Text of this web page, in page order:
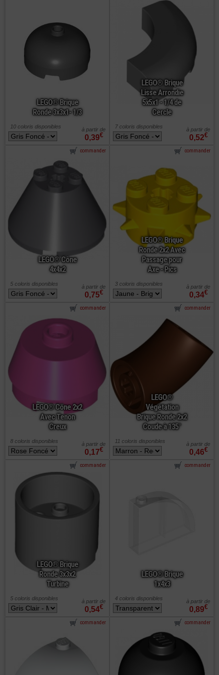
LEGO® Brique
Ronde 3x3x1- 1/3
0,39€
à partir de
10 coloris disponibles
LEGO® Brique
Lisse Arrondie
5x5x1 - 1/4 de
Cercle
0,52€
à partir de
7 coloris disponibles
LEGO® Cône
4x4x2
0,75€
à partir de
commander
5 coloris disponibles
LEGO® Brique
Ronde 2x2 Avec
Passage pour
Axe - Pics
0,34€
à partir de
commander
3 coloris disponibles
LEGO® Cône 2x2
Avec Tenon
Creux
0,17€
à partir de
commander
8 coloris disponibles
LEGO®
Végétation
Brique Ronde 2x2
Coude à 135°
0,46€
à partir de
commander
11 coloris disponibles
LEGO® Brique
Ronde 3x3x2
Turbine
0,54€
à partir de
commander
5 coloris disponibles
LEGO® Brique
1x4x3
0,89€
à partir de
commander
4 coloris disponibles
commander commander